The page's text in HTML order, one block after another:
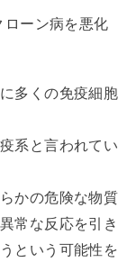
ローン病を悪化
多くの免疫細胞
系と言われてい
かの危険な物質
常な反応を引き
という可能性を